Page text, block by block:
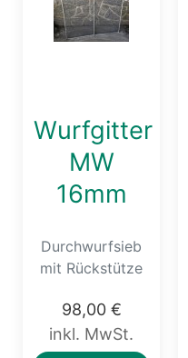
Wurfgitter
MW
16mm
Durchwurfsieb
mit Rückstütze
98,00 €
inkl. MwSt.